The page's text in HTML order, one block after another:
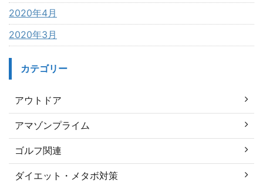
2020年4月
2020年3月
カテゴリー
アウトドア
アマゾンプライム
ゴルフ関連
ダイエット・メタボ対策